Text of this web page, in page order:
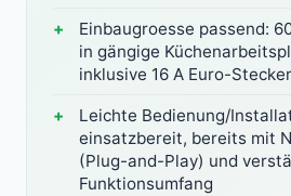
Einbaugroesse passend:
in gängige
inklusive 16 A Euro-
Leichte Bedienung/
einsatzbereit, bereits mit
(Plug-and-Play) und
Funktionsumfang